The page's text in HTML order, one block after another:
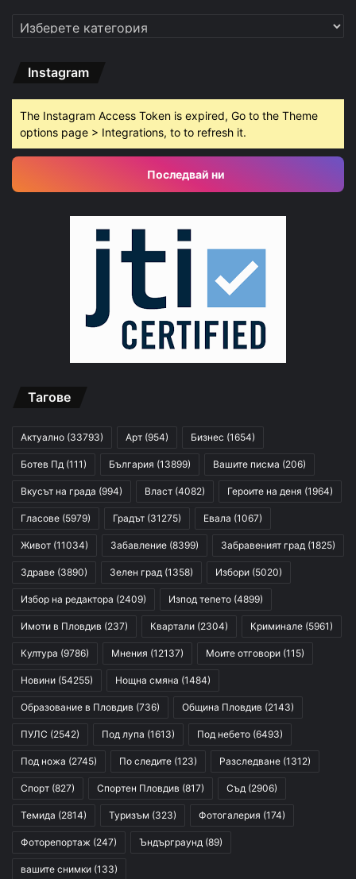
Категории
Instagram
The Instagram Access Token is expired, Go to the Theme
options page > Integrations, to to refresh it.
Последвай ни
Тагове
Актуално (33793) Арт (954) Бизнес (1654)
Ботев Пд (111) България (13899) Вашите писма (206)
Вкусът на града (994) Власт (4082) Героите на деня (1964)
Гласове (5979) Градът (31275) Евала (1067)
Живот (11034) Забавление (8399) Забравеният град (1825)
Здраве (3890) Зелен град (1358) Избори (5020)
Избор на редактора (2409) Изпод тепето (4899)
Имоти в Пловдив (237) Квартали (2304) Криминале (5961)
Култура (9786) Мнения (12137) Моите отговори (115)
Новини (54255) Нощна смяна (1484)
Образование в Пловдив (736) Община Пловдив (2143)
ПУЛС (2542) Под лупа (1613) Под небето (6493)
Под ножа (2745) По следите (123) Разследване (1312)
Спорт (827) Спортен Пловдив (817) Съд (2906)
Темида (2814) Туризъм (323) Фотогалерия (174)
Фоторепортаж (247) Ъндърграунд (89)
вашите снимки (133)